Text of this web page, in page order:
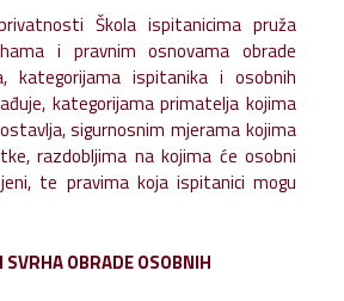
Škola ispitanicima pruža
i pravnim osnovama obrade
kategorijama ispitanika i osobnih
kategorijama primatelja kojima
sigurnosnim mjerama kojima
razdobljima na kojima će osobni
te pravima koja ispitanici mogu
OBRADE OSOBNIH